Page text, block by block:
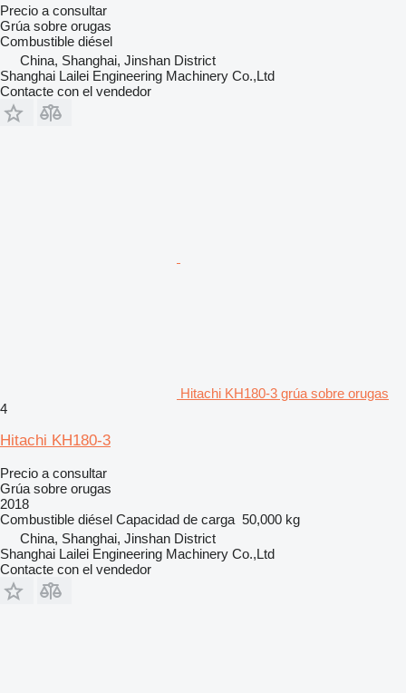
Precio a consultar
Grúa sobre orugas
Combustible diésel
China, Shanghai, Jinshan District
Shanghai Lailei Engineering Machinery Co.,Ltd
Contacte con el vendedor
Hitachi KH180-3 grúa sobre orugas
4
Hitachi KH180-3
Precio a consultar
Grúa sobre orugas
2018
Combustible diésel Capacidad de carga 50,000 kg
China, Shanghai, Jinshan District
Shanghai Lailei Engineering Machinery Co.,Ltd
Contacte con el vendedor